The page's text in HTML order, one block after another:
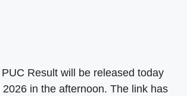
Result will be released today
2026 in the afternoon. The link has